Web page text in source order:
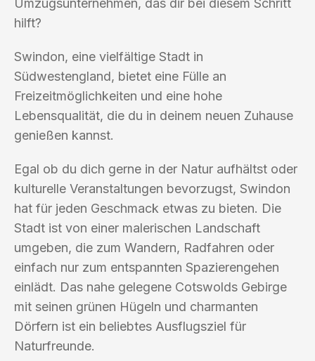
Umzugsunternehmen, das dir bei diesem Schritt
hilft?
Swindon, eine vielfältige Stadt in
Südwestengland, bietet eine Fülle an
Freizeitmöglichkeiten und eine hohe
Lebensqualität, die du in deinem neuen Zuhause
genießen kannst.
Egal ob du dich gerne in der Natur aufhältst oder
kulturelle Veranstaltungen bevorzugst, Swindon
hat für jeden Geschmack etwas zu bieten. Die
Stadt ist von einer malerischen Landschaft
umgeben, die zum Wandern, Radfahren oder
einfach nur zum entspannten Spazierengehen
einlädt. Das nahe gelegene Cotswolds Gebirge
mit seinen grünen Hügeln und charmanten
Dörfern ist ein beliebtes Ausflugsziel für
Naturfreunde.